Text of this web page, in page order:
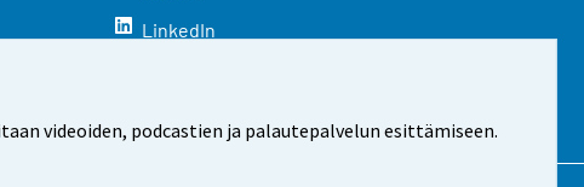
videoiden, podcastien ja palautepalvelun esittämiseen.
LinkedIn